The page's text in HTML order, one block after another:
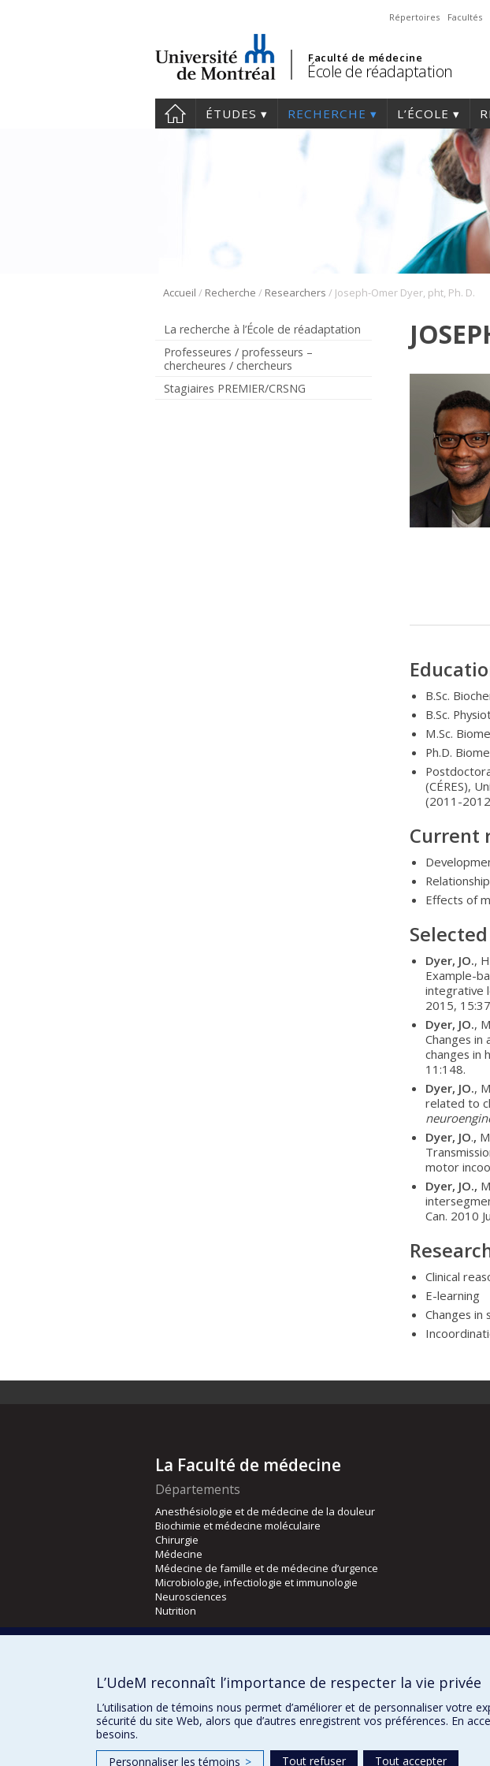
Répertoires Facultés
Faculté de médecine
École de réadaptation
ÉTUDES RECHERCHE L’ÉCOLE
Accueil / Recherche / Researchers / Joseph-Omer Dyer, pht, Ph. D.
La recherche à l’École de réadaptation
Professeures / professeurs –
chercheures / chercheurs
Stagiaires PREMIER/CRSNG
B.Sc.
B.Sc.
M.Sc.
Ph.D.
(CÉRES),
(2011-
Current
Effects of
Dyer, JO.,
Example-
integrative
2015,
Dyer, JO.,
Changes
changes in
11:148.
Dyer, JO.,
related to
Dyer, JO.,
motor
Dyer, JO.,
Can. 2010
Clinical
E-learning
Changes in
La Faculté de médecine
Départements
Anesthésiologie et de médecine de la douleur
Biochimie et médecine moléculaire
Chirurgie
Médecine
Médecine de famille et de médecine d’urgence
Microbiologie, infectiologie et immunologie
Neurosciences
Nutrition
Orthophonie et audiologie
L’UdeM reconnaît l’importance de respecter la vie privée
L’utilisation de témoins nous permet d’améliorer et de personnaliser votre
sécurité du site Web, alors que d’autres enregistrent vos préférences. En
besoins.
Personnaliser les témoins > Tout refuser Tout accepter